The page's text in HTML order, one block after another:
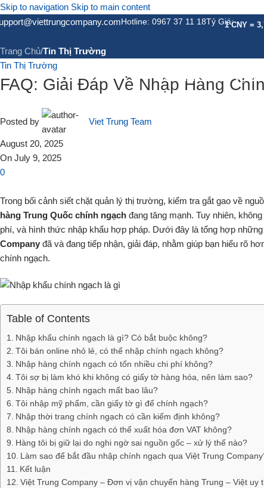
Skip to navigation Skip to main content
Hotline: 0967 37 11 18Tỷ Giá:1 CNY =
GIỚI THIỆU DỊCH VỤ
Tin Tức
Trang Chủ/Tin Thị Trường
Tin Thị Trường
FAQ: Giải Đáp Về Nhập Hàng
Posted by Viet Trung Team
August 20, 2025
On July 9, 2025
0
Trong bối cảnh siết chặt quản lý thị trường, kiểm tra gắt gao về
hàng Trung Quốc chính ngạch đang tăng mạnh. Tuy nhiên,
phí, và hình thức nhập khẩu hợp pháp. Dưới đây là tổng hợp
Company đã và đang tiếp nhận, giải đáp, nhằm giúp bạn hiểu rõ
chính ngạch.
Table of Contents
Nhập khẩu chính ngạch là gì? Có bắt buộc không?
Tôi bán online nhỏ lẻ, có thể nhập chính ngạch không?
Nhập hàng chính ngạch có tốn nhiều chi phí không?
Tôi sợ bị làm khó khi không có giấy tờ hàng hóa, nên làm sao?
Nhập hàng chính ngạch mất bao lâu?
Tôi nhập mỹ phẩm, cần giấy tờ gì để chính ngạch?
Nhập thời trang chính ngạch có cần kiểm định không?
Nhập hàng chính ngạch có thể xuất hóa đơn VAT không?
Hàng tôi bị giữ lại do nghi ngờ sai nguồn gốc – xử lý thế nào?
Làm sao để bắt đầu nhập chính ngạch qua Việt Trung
Kết luận
Việt Trung Company – Đơn vị vận chuyển hàng Trung – Việt uy